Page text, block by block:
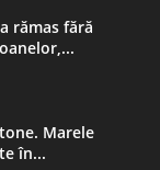
rămas fără
Marele
în...